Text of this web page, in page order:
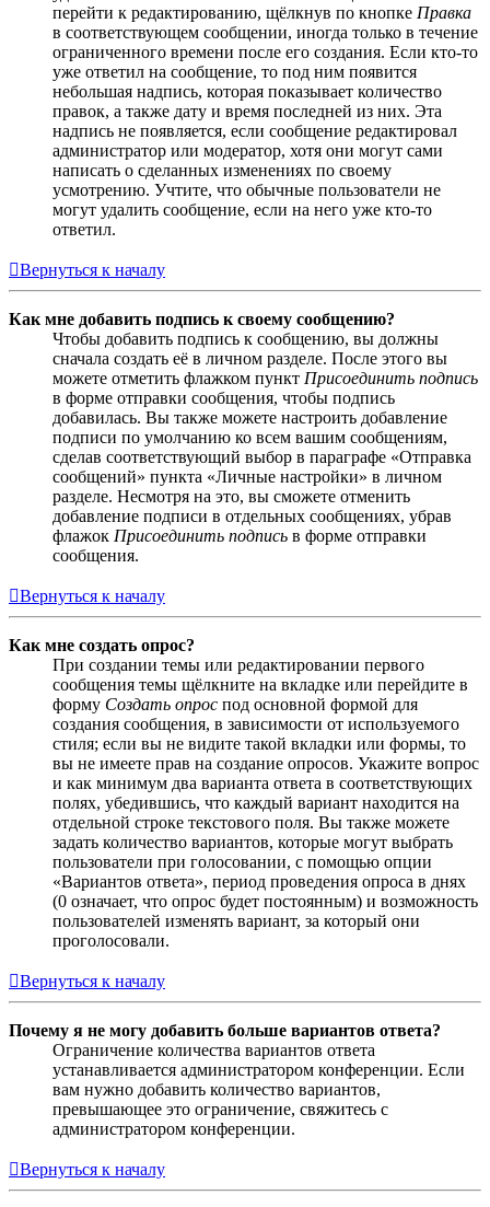
перейти к редактированию, щёлкнув по кнопке Правка
в соответствующем сообщении, иногда только в течение
ограниченного времени после его создания. Если кто-то
уже ответил на сообщение, то под ним появится
небольшая надпись, которая показывает количество
правок, а также дату и время последней из них. Эта
надпись не появляется, если сообщение редактировал
администратор или модератор, хотя они могут сами
написать о сделанных изменениях по своему
усмотрению. Учтите, что обычные пользователи не
могут удалить сообщение, если на него уже кто-то
ответил.
Вернуться к началу
Как мне добавить подпись к своему сообщению?
Чтобы добавить подпись к сообщению, вы должны
сначала создать её в личном разделе. После этого вы
можете отметить флажком пункт Присоединить подпись
в форме отправки сообщения, чтобы подпись
добавилась. Вы также можете настроить добавление
подписи по умолчанию ко всем вашим сообщениям,
сделав соответствующий выбор в параграфе «Отправка
сообщений» пункта «Личные настройки» в личном
разделе. Несмотря на это, вы сможете отменить
добавление подписи в отдельных сообщениях, убрав
флажок Присоединить подпись в форме отправки
сообщения.
Вернуться к началу
Как мне создать опрос?
При создании темы или редактировании первого
сообщения темы щёлкните на вкладке или перейдите в
форму Создать опрос под основной формой для
создания сообщения, в зависимости от используемого
стиля; если вы не видите такой вкладки или формы, то
вы не имеете прав на создание опросов. Укажите вопрос
и как минимум два варианта ответа в соответствующих
полях, убедившись, что каждый вариант находится на
отдельной строке текстового поля. Вы также можете
задать количество вариантов, которые могут выбрать
пользователи при голосовании, с помощью опции
«Вариантов ответа», период проведения опроса в днях
(0 означает, что опрос будет постоянным) и возможность
пользователей изменять вариант, за который они
проголосовали.
Вернуться к началу
Почему я не могу добавить больше вариантов ответа?
Ограничение количества вариантов ответа
устанавливается администратором конференции. Если
вам нужно добавить количество вариантов,
превышающее это ограничение, свяжитесь с
администратором конференции.
Вернуться к началу